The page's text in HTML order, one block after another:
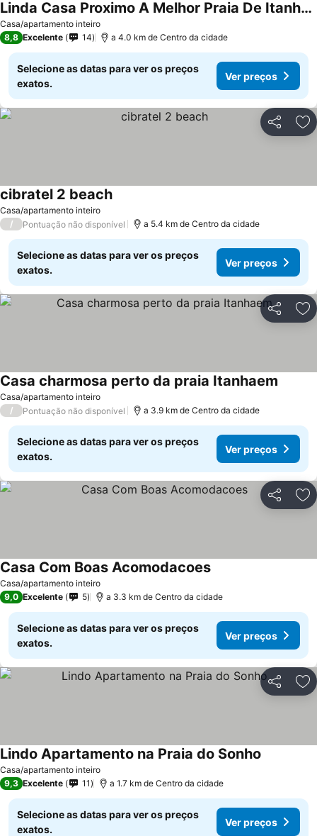
Casa/apartamento inteiro
Linda Casa Proximo A Melhor Praia De Itanhaem
Ver preços
8,8 Excelente 14 a 4.0 km de Centro da cidade
Selecione as datas para ver os preços
exatos.
Ver preços
Partilhar
Casa/apartamento inteiro
cibratel 2 beachVer preços
/ Pontuação não disponível a 5.4 km de Centro da cidade
Selecione as datas para ver os preços
exatos.
Ver preços
Partilhar
Casa/apartamento inteiro
Casa charmosa perto da praia Itanhaem
/ Pontuação não disponível a 3.9 km de Centro da cidade
Selecione as datas para ver os preços
exatos.
Ver preços
Partilhar
Casa/apartamento inteiro
Casa Com Boas AcomodacoesVer preços
9,0 Excelente 5 a 3.3 km de Centro da cidade
Selecione as datas para ver os preços
exatos.
Ver preços
Partilhar
Casa/apartamento inteiro
Lindo Apartamento na Praia do Sonho
9,3 Excelente 11 a 1.7 km de Centro da cidade
Selecione as datas para ver os preços
exatos.
Ver preços